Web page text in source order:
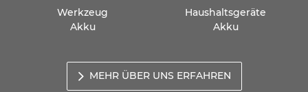
Werkzeug
Akku
Haushaltsgeräte
Akku
MEHR ÜBER UNS ERFAHREN